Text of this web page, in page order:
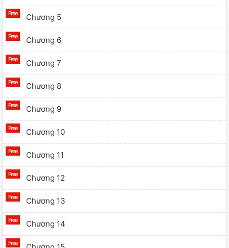
Chương 5
Chương 6
Chương 7
Chương 8
Chương 9
Chương 10
Chương 11
Chương 12
Chương 13
Chương 14